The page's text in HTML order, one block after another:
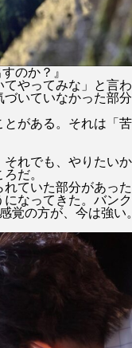
のか？』
やってみな」と言
いていなかった部
がある。 それは「
れでも、やりたい
だ。
ていた部分があっ
なってきた。バン
覚の方が、今は強い。